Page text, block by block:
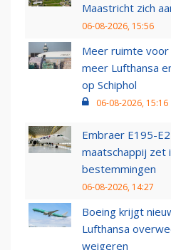
Maastricht zich
06-08-2026, 15:56
Meer ruimte
meer Lufthansa
op Schiphol
06-08-2026, 15:16
Embraer E195-
maatschappij zet
bestemmingen
06-08-2026, 14:27
Boeing krijgt
Lufthansa
weigeren